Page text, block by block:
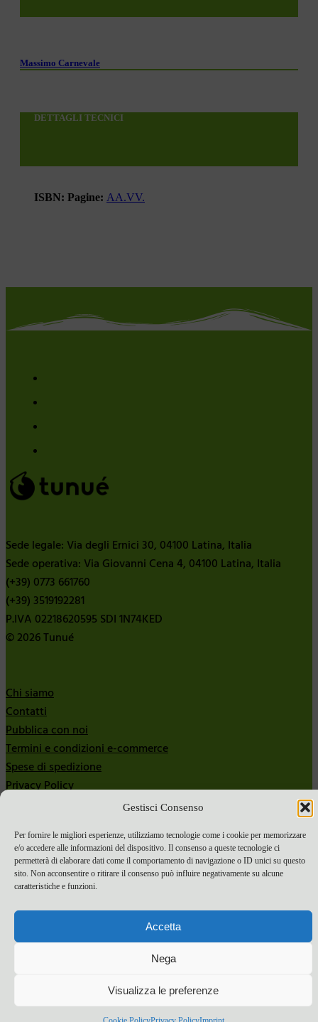
Gestisci Consenso
Per fornire le migliori esperienze, utilizziamo tecnologie come i cookie per memorizzare
e/o accedere alle informazioni del dispositivo. Il consenso a queste tecnologie ci
permetterà di elaborare dati come il comportamento di navigazione o ID unici su questo
sito. Non acconsentire o ritirare il consenso può influire negativamente su alcune
caratteristiche e funzioni.
Accetta
Nega
Visualizza le preferenze
Massimo Carnevale
DETTAGLI TECNICI
ISBN: Pagine: AA.VV.
Sede legale: Via degli Ernici 30, 04100 Latina, Italia
Sede operativa: Via Giovanni Cena 4, 04100 Latina, Italia
(+39) 0773 661760
(+39) 3519192281
P.IVA 02218620595 SDI 1N74KED
© 2026 Tunué
Chi siamo
Contatti
Pubblica con noi
Termini e condizioni e-commerce
Spese di spedizione
Privacy Policy
Bandi
Bandi 2024
Bandi 2025